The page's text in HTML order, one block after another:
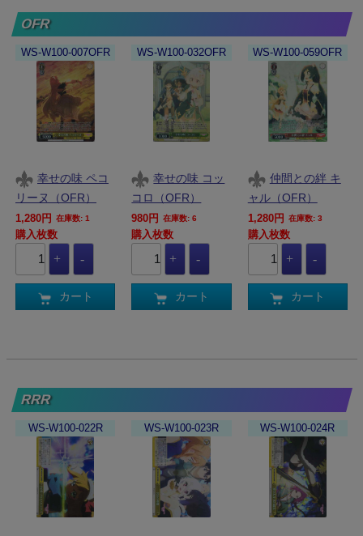
OFR
WS-W100-007OFR
幸せの味 ペコ
リーヌ（OFR）
1,280円 在庫数: 1
購入枚数
カート
WS-W100-032OFR
幸せの味 コッ
コロ（OFR）
980円 在庫数: 6
購入枚数
カート
WS-W100-059OFR
仲間との絆 キ
ャル（OFR）
1,280円 在庫数: 3
購入枚数
カート
RRR
WS-W100-022R WS-W100-023R WS-W100-024R